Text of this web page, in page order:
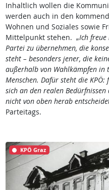
Inhaltlich wollen die
werden auch in den
Wohnen und Soziales sowie
Mittelpunkt stehen. „Ich freue
Partei zu übernehmen, die
steht – besonders jener, die
außerhalb von Wahlkämpfen in
Menschen. Dafür steht die
sich an den realen
nicht von oben herab
Parteitags.
KPÖ Graz